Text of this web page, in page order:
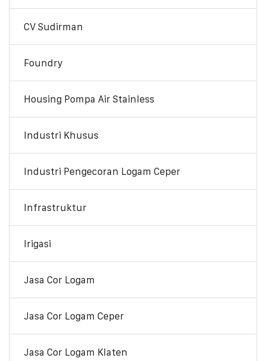
CV Sudirman
Foundry
Housing Pompa Air Stainless
Industri Khusus
Industri Pengecoran Logam Ceper
Infrastruktur
Irigasi
Jasa Cor Logam
Jasa Cor Logam Ceper
Jasa Cor Logam Klaten